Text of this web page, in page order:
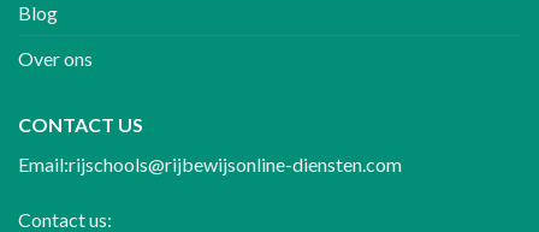
Blog
Over ons
CONTACT US
Email:rijschools@rijbewijsonline-diensten.com
Contact us: